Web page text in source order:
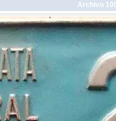
Archivo